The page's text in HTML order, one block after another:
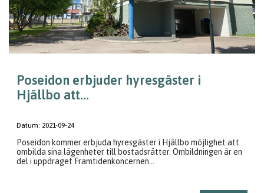
Poseidon erbjuder hyresgäster i
Hjällbo att...
Datum: 2021-09-24
Poseidon kommer erbjuda hyresgäster i Hjällbo möjlighet att
ombilda sina lägenheter till bostadsrätter. Ombildningen är en
del i uppdraget Framtidenkoncernen...